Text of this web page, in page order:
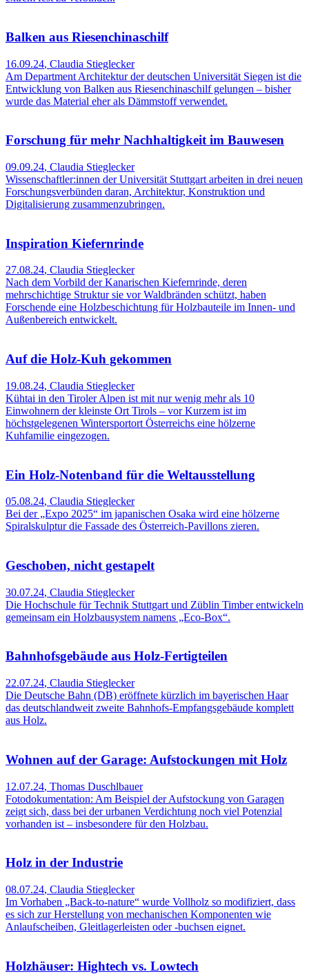
Balken aus Riesenchinaschilf
16.09.24, Claudia Stieglecker
Am Department Architektur der deutschen Universität Siegen ist die
Entwicklung von Balken aus Riesenchinaschilf gelungen – bisher
wurde das Material eher als Dämmstoff verwendet.
Forschung für mehr Nachhaltigkeit im Bauwesen
09.09.24, Claudia Stieglecker
Wissenschaftler:innen der Universität Stuttgart arbeiten in drei neuen
Forschungsverbünden daran, Architektur, Konstruktion und
Digitalisierung zusammenzubringen.
Inspiration Kiefernrinde
27.08.24, Claudia Stieglecker
Nach dem Vorbild der Kanarischen Kiefernrinde, deren
mehrschichtige Struktur sie vor Waldbränden schützt, haben
Forschende eine Holzbeschichtung für Holzbauteile im Innen- und
Außenbereich entwickelt.
Auf die Holz-Kuh gekommen
19.08.24, Claudia Stieglecker
Kühtai in den Tiroler Alpen ist mit nur wenig mehr als 10
Einwohnern der kleinste Ort Tirols – vor Kurzem ist im
höchstgelegenen Wintersportort Österreichs eine hölzerne
Kuhfamilie eingezogen.
Ein Holz-Notenband für die Weltausstellung
05.08.24, Claudia Stieglecker
Bei der „Expo 2025“ im japanischen Osaka wird eine hölzerne
Spiralskulptur die Fassade des Österreich-Pavillons zieren.
Geschoben, nicht gestapelt
30.07.24, Claudia Stieglecker
Die Hochschule für Technik Stuttgart und Züblin Timber entwickeln
gemeinsam ein Holzbausystem namens „Eco-Box“.
Bahnhofsgebäude aus Holz-Fertigteilen
22.07.24, Claudia Stieglecker
Die Deutsche Bahn (DB) eröffnete kürzlich im bayerischen Haar
das deutschlandweit zweite Bahnhofs-Empfangsgebäude komplett
aus Holz.
Wohnen auf der Garage: Aufstockungen mit Holz
12.07.24, Thomas Duschlbauer
Fotodokumentation: Am Beispiel der Aufstockung von Garagen
zeigt sich, dass bei der urbanen Verdichtung noch viel Potenzial
vorhanden ist – insbesondere für den Holzbau.
Holz in der Industrie
08.07.24, Claudia Stieglecker
Im Vorhaben „Back-to-nature“ wurde Vollholz so modifiziert, dass
es sich zur Herstellung von mechanischen Komponenten wie
Anlaufscheiben, Gleitlagerleisten oder -buchsen eignet.
Holzhäuser: Hightech vs. Lowtech